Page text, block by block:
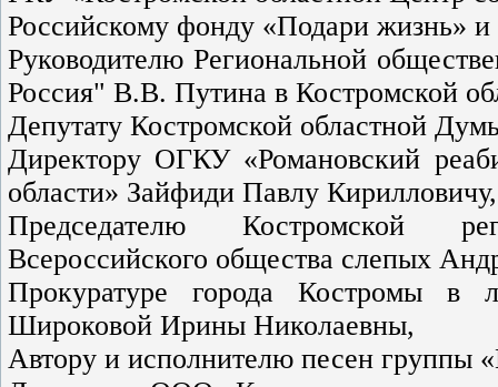
Российскому фонду «Подари жизнь»
Руководителю Региональной
Россия" В.В. Путина в Костромской
Депутату Костромской областной
Директору ОГКУ «Романовский
области» Зайфиди Павлу Кирилловичу,
Председателю Костромской
Всероссийского общества слепых
Прокуратуре города Костромы в
Широковой Ирины Николаевны,
Автору и исполнителю песен группы